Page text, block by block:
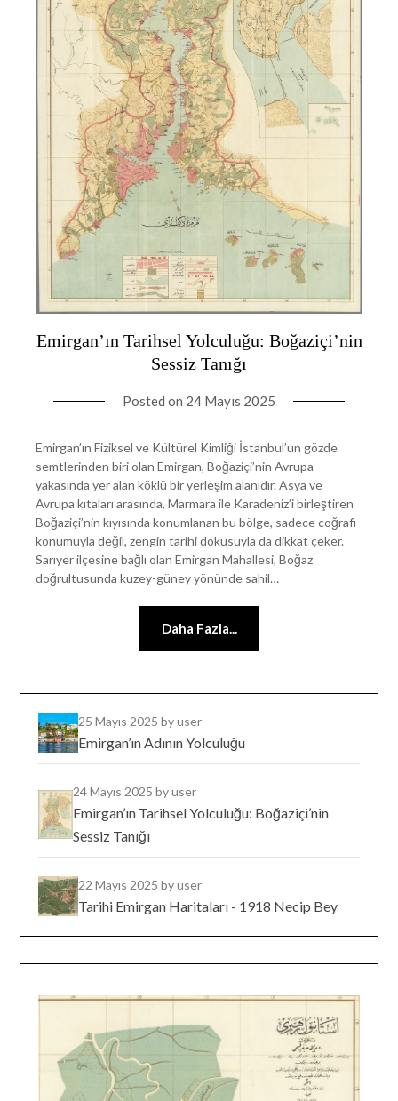
Emirgan’ın Tarihsel Yolculuğu: Boğaziçi’nin
Sessiz Tanığı
Posted on 24 Mayıs 2025
Emirgan’ın Fiziksel ve Kültürel Kimliği İstanbul’un gözde
semtlerinden biri olan Emirgan, Boğaziçi’nin Avrupa
yakasında yer alan köklü bir yerleşim alanıdır. Asya ve
Avrupa kıtaları arasında, Marmara ile Karadeniz’i birleştiren
Boğaziçi’nin kıyısında konumlanan bu bölge, sadece coğrafi
konumuyla değil, zengin tarihi dokusuyla da dikkat çeker.
Sarıyer ilçesine bağlı olan Emirgan Mahallesi, Boğaz
doğrultusunda kuzey-güney yönünde sahil…
Daha Fazla...
25 Mayıs 2025by user
Emirgan’ın Adının Yolculuğu
24 Mayıs 2025 by user
Emirgan’ın Tarihsel Yolculuğu: Boğaziçi’nin
Sessiz Tanığı
22 Mayıs 2025by user
Tarihi Emirgan Haritaları - 1918 Necip Bey